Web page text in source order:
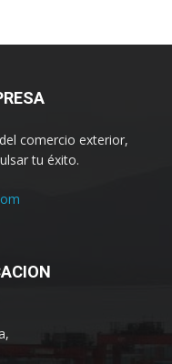
comercio exterior,
tu éxito.